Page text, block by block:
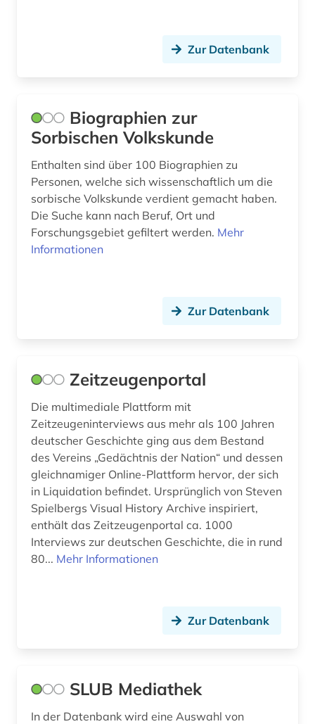
Zur Datenbank
Biographien zur
Sorbischen Volkskunde
Enthalten sind über 100 Biographien zu
Personen, welche sich wissenschaftlich um die
sorbische Volkskunde verdient gemacht haben.
Die Suche kann nach Beruf, Ort und
Forschungsgebiet gefiltert werden. Mehr
Informationen
Zur Datenbank
Zeitzeugenportal
Die multimediale Plattform mit
Zeitzeugeninterviews aus mehr als 100 Jahren
deutscher Geschichte ging aus dem Bestand
des Vereins „Gedächtnis der Nation“ und dessen
gleichnamiger Online-Plattform hervor, der sich
in Liquidation befindet. Ursprünglich von Steven
Spielbergs Visual History Archive inspiriert,
enthält das Zeitzeugenportal ca. 1000
Interviews zur deutschen Geschichte, die in rund
80... Mehr Informationen
Zur Datenbank
SLUB Mediathek
In der Datenbank wird eine Auswahl von